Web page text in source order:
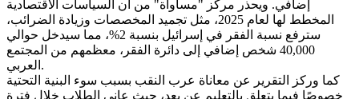
إضافي. ويحذر مركز "مساواة" من أن السياسات الاقتصادية
المخطط لها لعام 2025، مثل تجميد المخصصات وزيادة الضرائب،
سترفع نسبة الفقر في إسرائيل بنسبة 2%، مما سيدخل حوالي
40,000 شخص إضافي إلى دائرة الفقر، معظمهم من المجتمع
العربي.
كما وركز التقرير عن معاناة عرب النقب بسبب سوء البنية التحتية
خصوصًا فيما يتعلق بالتعليم عن بعد، حيث عانى الطلاب خلال فترة